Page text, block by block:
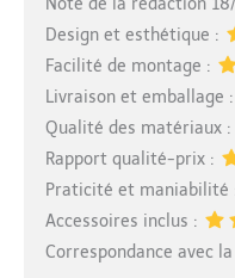
Note de la rédaction
Design et esthétique :
Facilité de montage :
Livraison et emballage :
Qualité des matériaux :
Rapport qualité-prix :
Praticité et maniabilité
Accessoires inclus :
Correspondance avec